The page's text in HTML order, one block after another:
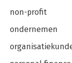
non-profit
ondernemen